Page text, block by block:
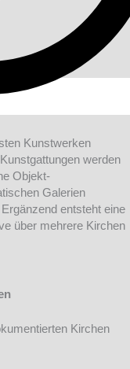
Kunstwerken
werden
Objekt-
Galerien
entsteht eine
über mehrere Kirchen
Kirchen